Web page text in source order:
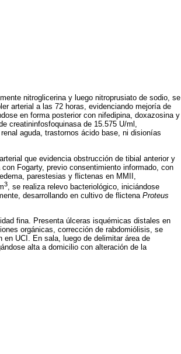
nitroglicerina y luego nitroprusiato de sodio, se
arterial a las 72 horas, evidenciando mejoría de
en forma posterior con nifedipina, doxazosina y
creatininfosfoquinasa de 15.575 U/ml,
aguda, trastornos ácido base, ni disionías
que evidencia obstrucción de tibial anterior y
Fogarty, previo consentimiento informado, con
parestesias y flictenas en MMII,
3
, se realiza relevo bacteriológico, iniciándose
desarrollando en cultivo de flictena Proteus
fina. Presenta úlceras isquémicas distales en
orgánicas, corrección de rabdomiólisis, se
UCI. En sala, luego de delimitar área de
alta a domicilio con alteración de la